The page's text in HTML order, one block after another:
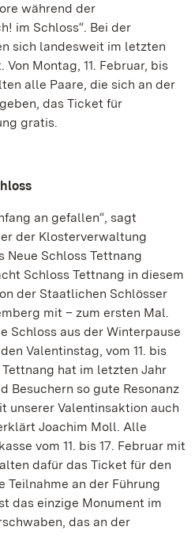
während der
im Schloss“. Bei der
sich landesweit im letzten
Montag, 11. Februar, bis
alle Paare, die sich an der
das Ticket für
gratis.
an gefallen“, sagt
der Klosterverwaltung
Neue Schloss Tettnang
Schloss Tettnang in diesem
der Staatlichen Schlösser
mit – zum ersten Mal.
Schloss aus der Winterpause
Valentinstag, vom 11. bis
Tettnang hat im letzten Jahr
Besuchern so gute Resonanz
unserer Valentinsaktion auch
Joachim Moll. Alle
vom 11. bis 17. Februar mit
dafür das Ticket für den
Teilnahme an der Führung
das einzige Monument im
das an der